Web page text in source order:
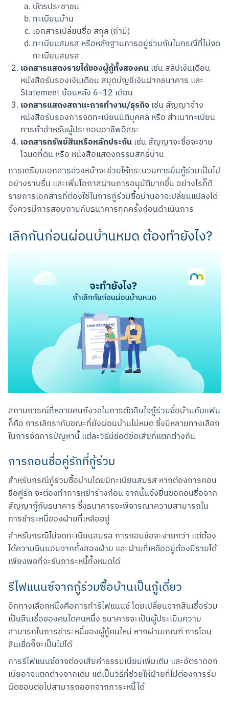
สแกนเพื่อดาวน์โหลด
บัตรประชาชน
ทะเบียนบ้าน
เอกสารเปลี่ยนชื่อ สกุล (ถ้ามี)
ทะเบียนสมรส หรือหลักฐานการอยู่ร่วมกันในกรณีที่ไม่จด
ทะเบียนสมรส
เอกสารแสดงรายได้ของผู้กู้ทั้งสองคนเช่น สลิปเงินเดือน
หนังสือรับรองเงินเดือน สมุดบัญชีเงินฝากธนาคาร และ
Statement ย้อนหลัง 6–12 เดือน
เอกสารแสดงสถานะการทำงาน/ธุรกิจเช่น สัญญาจ้าง
หนังสือรับรองการจดทะเบียนนิติบุคคล หรือ สำเนาทะเบียน
การค้าสำหรับผู้ประกอบอาชีพอิสระ
เอกสารทรัพย์สินหรือหลักประกันเช่น สัญญาจะซื้อจะขาย
โฉนดที่ดิน หรือ หนังสือแสดงกรรมสิทธิ์บ้าน
การเตรียมเอกสารล่วงหน้าจะช่วยให้กระบวนการยื่นกู้ร่วมเป็นไป
อย่างราบรื่น และเพิ่มโอกาสผ่านการอนุมัติมากขึ้น อย่างไรก็ดี
รายการเอกสารที่ต้องใช้ในการกู้ร่วมซื้อบ้านอาจเปลี่ยนแปลงได้
จึงควรมีการสอบถามกับธนาคารทุกครั้งก่อนดำเนินการ
เลิกกันก่อนผ่อนบ้านหมด ต้องทำยังไง?
สถานการณ์ที่หลายคนกังวลในการตัดสินใจกู้ร่วมซื้อบ้านกับแฟน
ก็คือ การเลิกรากันขณะที่ยังผ่อนบ้านไม่หมด ซึ่งมีหลายทางเลือก
ในการจัดการปัญหานี้ แต่ละวิธีมีข้อดีข้อเสียที่แตกต่างกัน
การถอนชื่อคู่รักที่กู้ร่วม
สำหรับกรณีกู้ร่วมซื้อบ้านโดยมีทะเบียนสมรส หากต้องการถอน
ชื่อคู่รัก จะต้องทำการหย่าร้างก่อน จากนั้นจึงยื่นขอถอนชื่อจาก
สัญญากู้กับธนาคาร ซึ่งธนาคารจะพิจารณาความสามารถใน
การชำระหนี้ของฝ่ายที่เหลืออยู่
สำหรับกรณีไม่จดทะเบียนสมรส การถอนชื่อจะง่ายกว่า แต่ต้อง
ได้ความยินยอมจากทั้งสองฝ่าย และฝ่ายที่เหลืออยู่ต้องมีรายได้
เพียงพอที่จะรับภาระหนี้ทั้งหมดได้
รีไฟแนนซ์จากกู้ร่วมซื้อบ้านเป็นกู้เดี่ยว
อีกทางเลือกหนึ่งคือการทำรีไฟแนนซ์ โดยเปลี่ยนจากสินเชื่อร่วม
เป็นสินเชื่อของคนใดคนหนึ่ง ธนาคารจะเป็นผู้ประเมินความ
สามารถในการชำระหนี้ของผู้กู้คนใหม่ หากผ่านเกณฑ์ การโอน
สินเชื่อก็จะเป็นไปได้
การรีไฟแนนซ์อาจต้องเสียค่าธรรมเนียมเพิ่มเติม และอัตราดอก
เบียอาจแตกต่างจากเดิม แต่เป็นวิธีที่ช่วยให้ฝ่ายที่ไม่ต้องการรับ
ผิดชอบต่อไปสามารถออกจากภาระหนี้ได้